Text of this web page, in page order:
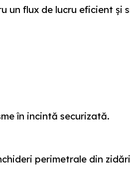
flux de lucru eficient și
în incintă securizată.
perimetrale din